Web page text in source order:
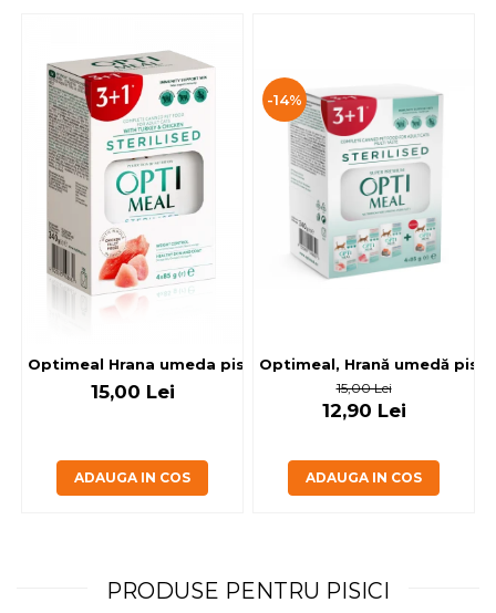
Optimeal Hrana umeda pisici
15,00 Lei
ADAUGA IN COS
-14%
Optimeal, Hrană umedă
15,00 Lei
12,90 Lei
ADAUGA IN COS
PRODUSE PENTRU PISICI